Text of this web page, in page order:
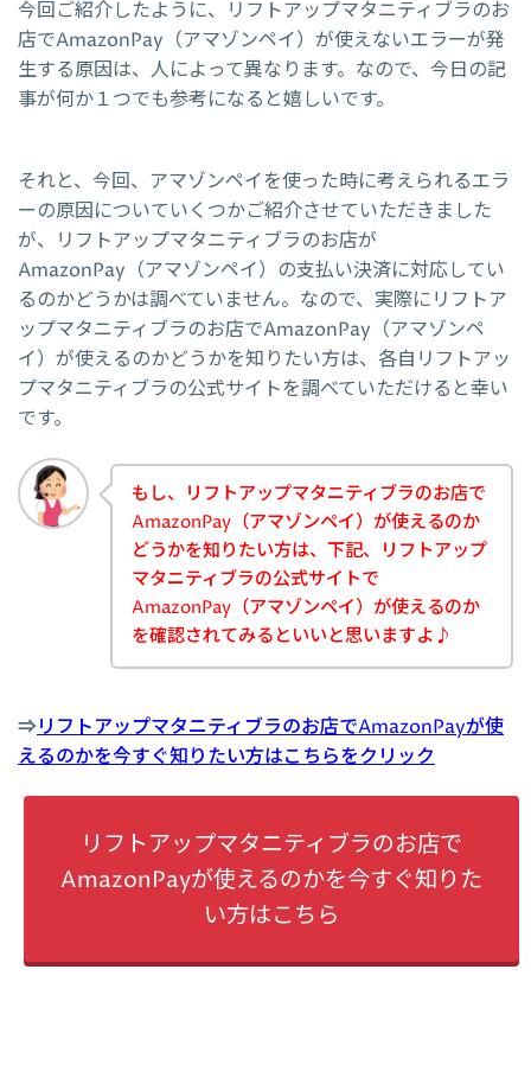
今回ご紹介したように、リフトアップマタニティブラのお
店でAmazonPay（アマゾンペイ）が使えないエラーが発
生する原因は、人によって異なります。なので、今日の記
事が何か１つでも参考になると嬉しいです。
それと、今回、アマゾンペイを使った時に考えられるエラ
ーの原因についていくつかご紹介させていただきました
が、リフトアップマタニティブラのお店が
AmazonPay（アマゾンペイ）の支払い決済に対応してい
るのかどうかは調べていません。なので、実際にリフトア
ップマタニティブラのお店でAmazonPay（アマゾンペ
イ）が使えるのかどうかを知りたい方は、各自リフトアッ
プマタニティブラの公式サイトを調べていただけると幸い
です。
もし、リフトアップマタニティブラのお店で
AmazonPay（アマゾンペイ）が使えるのか
どうかを知りたい方は、下記、リフトアップ
マタニティブラの公式サイトで
AmazonPay（アマゾンペイ）が使えるのか
を確認されてみるといいと思いますよ♪
⇒リフトアップマタニティブラのお店でAmazonPayが使
えるのかを今すぐ知りたい方はこちらをクリック
リフトアップマタニティブラのお店で
AmazonPayが使えるのかを今すぐ知りた
い方はこちら